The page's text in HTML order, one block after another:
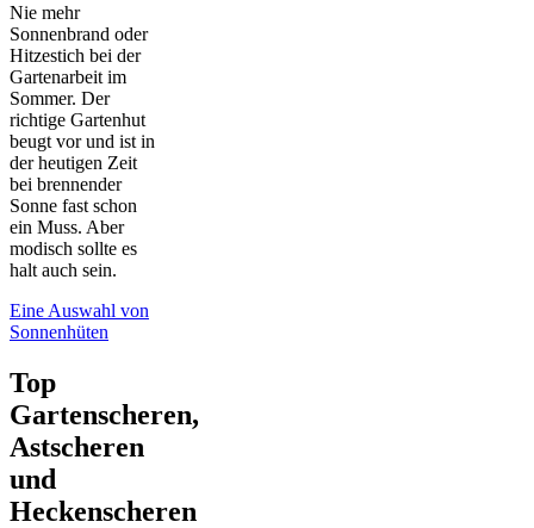
Nie mehr
Sonnenbrand oder
Hitzestich bei der
Gartenarbeit im
Sommer. Der
richtige Gartenhut
beugt vor und ist in
der heutigen Zeit
bei brennender
Sonne fast schon
ein Muss. Aber
modisch sollte es
halt auch sein.
Eine Auswahl von
Sonnenhüten
Top
Gartenscheren,
Astscheren
und
Heckenscheren